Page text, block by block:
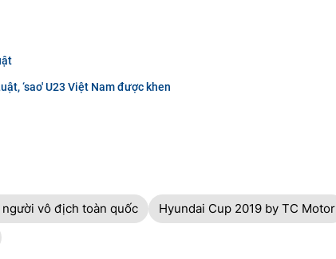
‘sao' U23 Việt Nam được khen
người vô địch toàn quốc
Hyundai Cup 2019 by TC Motor